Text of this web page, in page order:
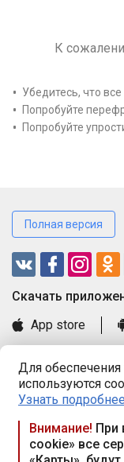
Для обеспечения
используются
Узнать подробнее
Внимание! При
cookie» все
К
Убедитесь, что
Попробуйте
Попробуйте
Полная версия
Cкачать
App store
Книга замечаний и
Правила и документы
Praca.by ©
Республика
117а, пом. № 9.